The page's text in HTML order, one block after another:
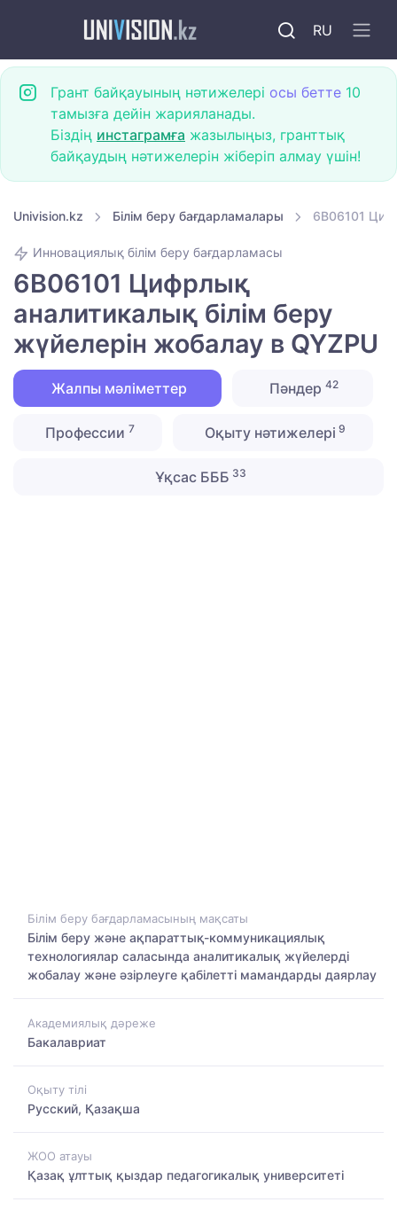
RU
Грант байқауының нәтижелері осы бетте 10
тамызға дейін жарияланады.
Біздің инстаграмға жазылыңыз, гранттық
байқаудың нәтижелерін жіберіп алмау үшін!
Univision.kz Білім беру бағдарламалары 6B06101
Инновациялық білім беру бағдарламасы
6B06101 Цифрлық
аналитикалық білім беру
жүйелерін жобалау в QYZPU
Жалпы мәліметтер Пәндер42
Профессии 7 Оқыту нәтижелері 9
Ұқсас БББ 33
Білім беру бағдарламасының мақсаты
Білім беру және ақпараттық-коммуникациялық
технологиялар саласында аналитикалық жүйелерді
жобалау және әзірлеуге қабілетті мамандарды даярлау
Академиялық дәреже
Бакалавриат
Оқыту тілі
Русский, Қазақша
ЖОО атауы
Қазақ ұлттық қыздар педагогикалық университеті